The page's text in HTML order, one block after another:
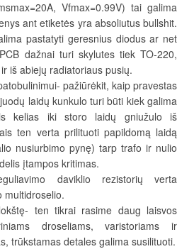
Vfmax=0.99V) tai galima
ant etiketės yra absoliutus bullshit.
pastatyti geresnius diodus ar net
dažnai turi skylutes tiek TO-220,
iš abiejų radiatoriaus pusių.
pažiūrėkit, kaip pravestas
laidų kunkulo turi būti kiek galima
kelias iki storo laidų gniužulo iš
ten verta prilituoti papildomą laidą
nusiurbimo pynę) tarp trafo ir nulio
įtampos kritimas.
daviklio rezistorių verta
multidroselio.
ten tikrai rasime daug laisvos
droseliams, varistoriams ir
trūkstamas detales galima susilituoti.